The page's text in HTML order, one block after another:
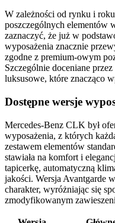
W zależności od rynku i
poszczególnych elementów
zaznaczyć, że już w
wyposażenia znacznie
zgodne z premium-owym
Szczególnie doceniane
luksusowe, które znacząco
Dostępne wersje
Mercedes-Benz CLK był
wyposażenia, z których
zestawem elementów
stawiała na komfort i
tapicerkę, automatyczną
jakości. Wersja Avantgarde
charakter, wyróżniając się
zmodyfikowanym